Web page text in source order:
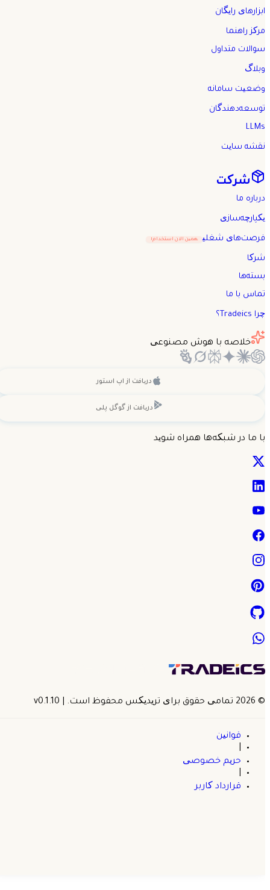
ابزارهای رایگان
مرکز راهنما
سوالات متداول
وبلاگ
وضعیت سامانه
توسعه‌دهندگان
LLMs
نقشه سایت
شرکت
درباره ما
یکپارچه‌سازی
فرصت‌های شغلی همین الان استخدام!
شرکا
بسته‌ها
تماس با ما
چرا Tradeics؟
خلاصه با هوش مصنوعی
دریافت از اپ استور
دریافت از گوگل پلی
با ما در شبکه‌ها همراه شوید
©
2026 تمامی حقوق برای تریدیکس محفوظ است.| v
0.1.10
قوانین
حریم خصوصی
قرارداد کاربر